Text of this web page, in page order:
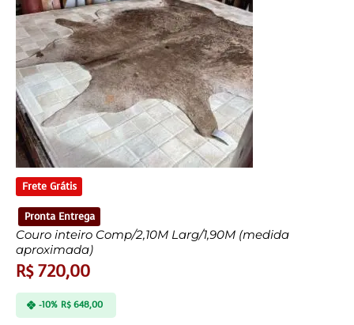
Frete Grátis
Pronta Entrega
Couro inteiro Comp/2,10M Larg/1,90M (medida
aproximada)
R$720,00
-10% R$648,00